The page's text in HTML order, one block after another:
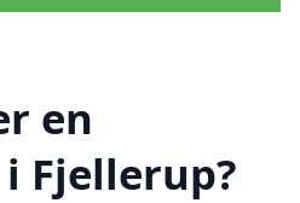
en
Fjellerup?